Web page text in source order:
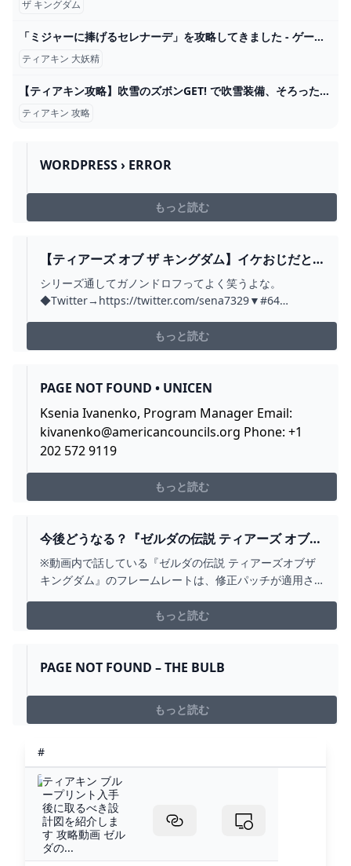
ザ キングダム
「ミジャーに捧げるセレナーデ」を攻略してきました - ゲームブログちゅこっと陽だまる
ティアキン 大妖精
【ティアキン攻略】吹雪のズボンGET! で吹雪装備、そろった！【ゼルダの伝説 ティアーズ オブ ザ キングダム】 - YouTube
ティアキン 攻略
WORDPRESS › ERROR
もっと読む
【ティアーズ オブ ザ キングダム】イケおじだと
信じていた時期が僕にもありました。 #65 -
YOUTUBE
シリーズ通してガノンドロフってよく笑うよな。
◆Twitter→https://twitter.com/sena7329▼#64
→https://youtu.be/LuB_oLR1uYA00:00 ハテール空諸島
の祠と水晶 クママイノの祠 ...
もっと読む
PAGE NOT FOUND • UNICEN
Ksenia Ivanenko, Program Manager Email:
kivanenko@americancouncils.org Phone: +1
202 572 9119
もっと読む
今後どうなる？『ゼルダの伝説 ティアーズ オブ
ザ キングダム』の発売を機にSWITCHのこれから
を考える：#348 しゃべりすぎGAMER -
※動画内で話している『ゼルダの伝説 ティアーズオブザ
キングダム』のフレームレートは、修正パッチが適用さ
Nintendo Switchはいまでも大人気なハード。傑作『ゼル
ダの伝説 ティアーズ オブ ザ キングダム』の発売を機に
もっと読む
PAGE NOT FOUND – THE BULB
もっと読む
#
ティアキン ブル
ープリント入手
後に取るべき設
計図を紹介しま
す 攻略動画 ゼル
ダの...